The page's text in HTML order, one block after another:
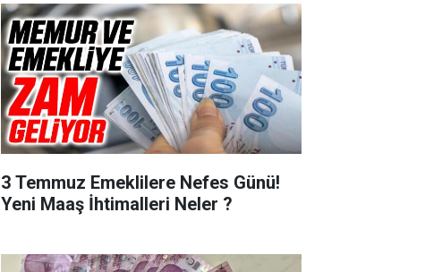
3 Temmuz Emeklilere Nefes Günü!
Yeni Maaş İhtimalleri Neler ?